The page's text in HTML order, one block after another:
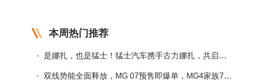
本周热门推荐
是娜扎，也是猛士！猛士汽车携手古力娜扎，共启豪华智能越野新境界
双线势能全面释放，MG 07预售即爆单，MG4家族7月交付再冲17000+